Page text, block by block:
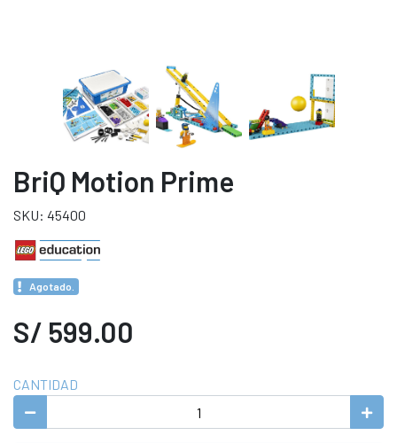
BriQ Motion Prime
SKU: 45400
Agotado.
S/ 599.00
CANTIDAD